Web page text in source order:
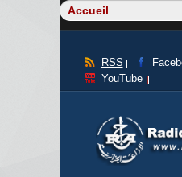
RSS
YouTube